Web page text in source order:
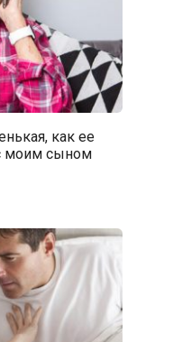
как ее
моим сыном